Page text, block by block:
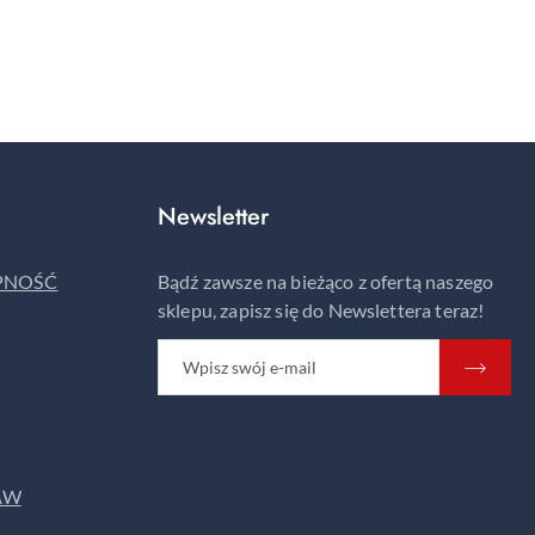
Newsletter
Bądź zawsze na bieżąco z ofertą naszego
sklepu, zapisz się do Newslettera teraz!